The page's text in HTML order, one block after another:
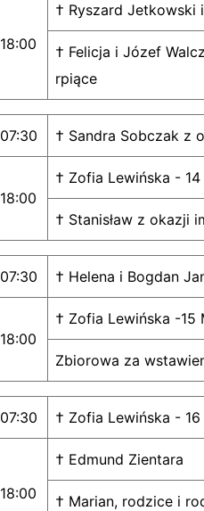
18:00
† Ryszard
† Felicja i Józef
rpiące
07:30 † Sandra Sobczak z
18:00
† Zofia Lewińska -
† Stanisław z okazji
07:30 † Helena i Bogdan
18:00
† Zofia Lewińska -15
Zbiorowa za
07:30 † Zofia Lewińska -
18:00
† Edmund Zientara
† Marian, rodzice i